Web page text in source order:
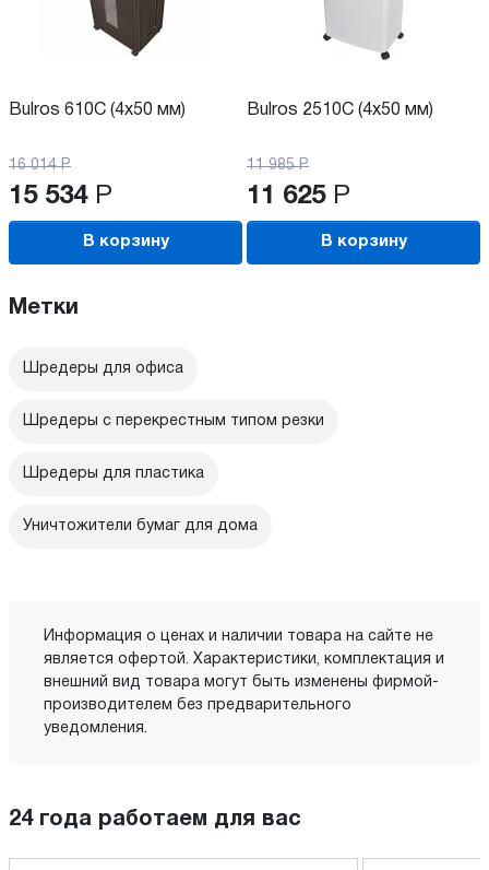
Bulros 610C (4x50 мм)
16 014 Р
15 534 Р
В корзину
Bulros 2510C (4х50 мм)
11 985 Р
11 625 Р
В корзину
Метки
Шредеры для офиса
Шредеры с перекрестным типом резки
Шредеры для пластика
Уничтожители бумаг для дома
Информация о ценах и наличии товара на сайте не
является офертой. Характеристики, комплектация и
внешний вид товара могут быть изменены фирмой-
производителем без предварительного
уведомления.
24 года работаем для вас